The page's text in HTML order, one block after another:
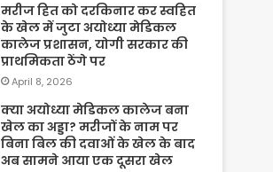
मरीज हित को दरकिनार कर स्वहित
के खेल में जुटा अयोध्या मेडिकल
कालेज प्रशासन, योगी सरकार की
प्राथमिकता ठेंगे पर
April 8, 2026
क्या अयोध्या मेडिकल कालेज बना
खेल का अड्डा? मरीजों के नाम पर
बिना बिल की दवाओं के खेल के बाद
अब सामने आया एक दूसरा खेल